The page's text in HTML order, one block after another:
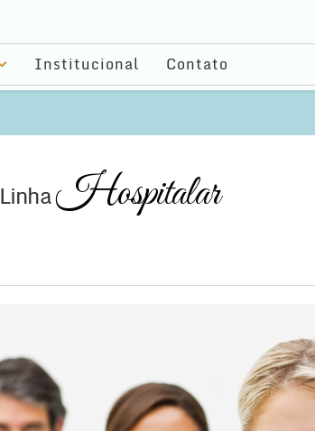
Institucional Contato
LinhaHospitalar